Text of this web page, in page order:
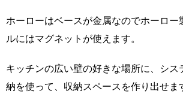
ホーローはベースが金属なのでホーロー
ルにはマグネットが使えます。
キッチンの広い壁の好きな場所に、シス
納を使って、収納スペースを作り出せま